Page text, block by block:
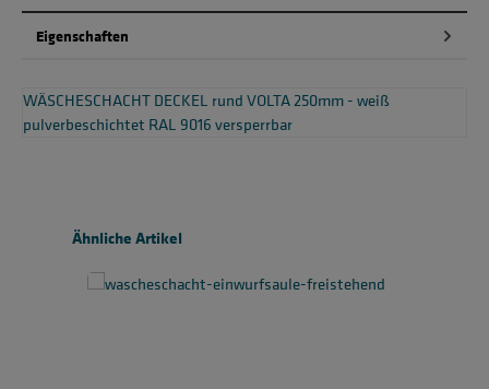
Eigenschaften
WÄSCHESCHACHT DECKEL rund VOLTA 250mm - weiß
pulverbeschichtet RAL 9016 versperrbar
Produktgalerie überspringen
Ähnliche Artikel